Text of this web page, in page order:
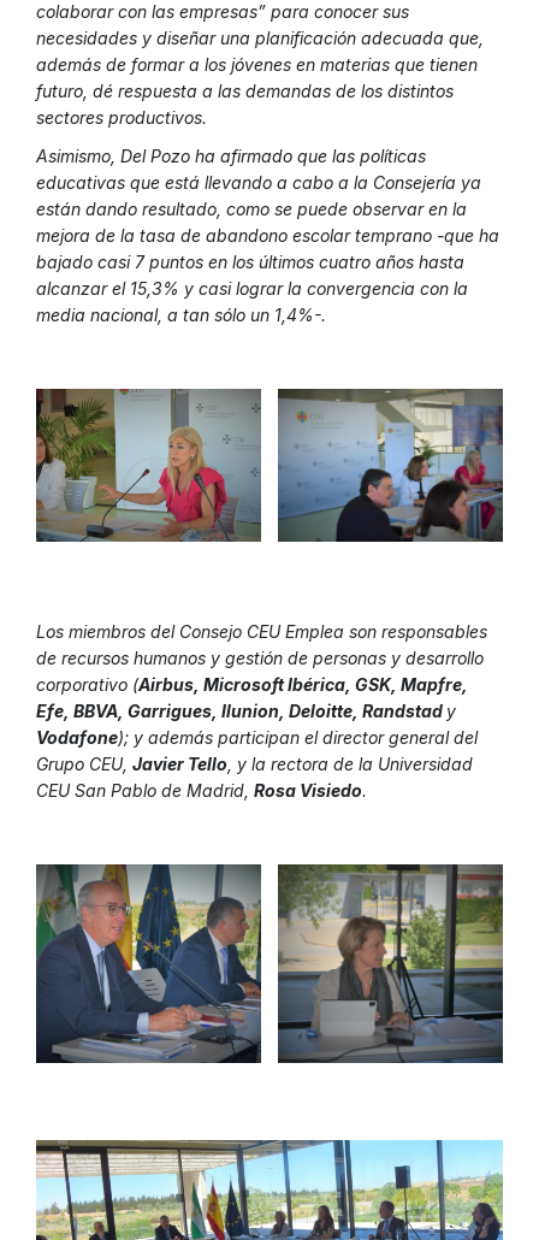
colaborar con las empresas” para conocer sus
necesidades y diseñar una planificación adecuada que,
además de formar a los jóvenes en materias que tienen
futuro, dé respuesta a las demandas de los distintos
sectores productivos.
Asimismo, Del Pozo ha afirmado que las políticas
educativas que está llevando a cabo a la Consejería ya
están dando resultado, como se puede observar en la
mejora de la tasa de abandono escolar temprano -que ha
bajado casi 7 puntos en los últimos cuatro años hasta
alcanzar el 15,3% y casi lograr la convergencia con la
media nacional, a tan sólo un 1,4%-.
Los miembros del Consejo CEU Emplea son responsables
de recursos humanos y gestión de personas y desarrollo
corporativo (Airbus, Microsoft Ibérica, GSK, Mapfre,
Efe, BBVA, Garrigues, Ilunion, Deloitte, Randstad y
Vodafone); y además participan el director general del
Grupo CEU, Javier Tello, y la rectora de la Universidad
CEU San Pablo de Madrid, Rosa Visiedo.